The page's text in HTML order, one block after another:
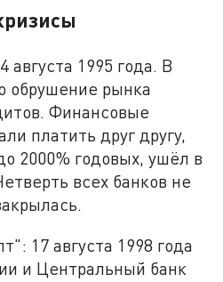
1995 года. В
обрушение рынка
Финансовые
платить друг другу,
2000% годовых, ушёл в
всех банков не
17 августа 1998 года
и Центральный банк